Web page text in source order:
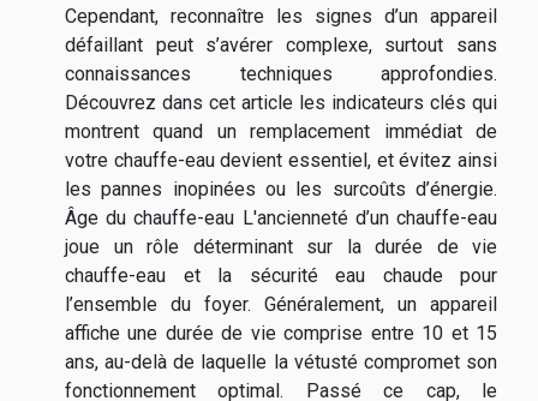
Cependant, reconnaître les signes d’un appareil
défaillant peut s’avérer complexe, surtout sans
connaissances techniques approfondies.
Découvrez dans cet article les indicateurs clés qui
montrent quand un remplacement immédiat de
votre chauffe-eau devient essentiel, et évitez ainsi
les pannes inopinées ou les surcoûts d’énergie.
Âge du chauffe-eau L'ancienneté d’un chauffe-eau
joue un rôle déterminant sur la durée de vie
chauffe-eau et la sécurité eau chaude pour
l’ensemble du foyer. Généralement, un appareil
affiche une durée de vie comprise entre 10 et 15
ans, au-delà de laquelle la vétusté compromet son
fonctionnement optimal. Passé ce cap, le